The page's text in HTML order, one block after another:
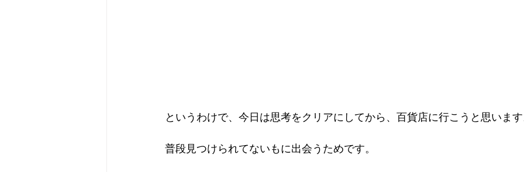
というわけで、今日は思考をクリアにしてから、百貨店に行こうと思いま
普段見つけられてないもに出会うためです。